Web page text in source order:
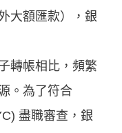
大額匯款），銀
轉帳相比，頻繁
。為了符合
盡職審查，銀